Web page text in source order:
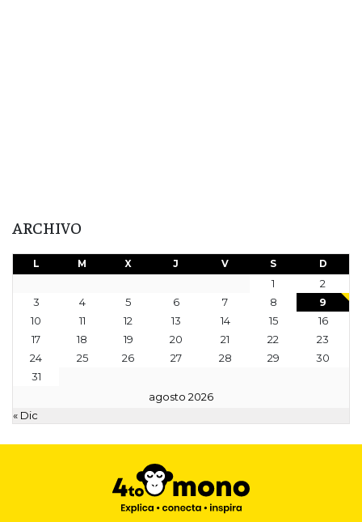
ARCHIVO
agosto 2026
L M X J V S D
1
2
3
4 5 6 7 8
9
10
11 12 13 14 15
16
17
18 19 20 21 22
23
24
25 26 27 28 29
30
31
« Dic